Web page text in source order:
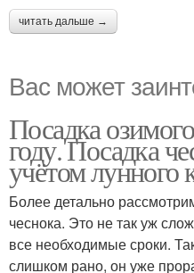
читать дальше →
Вас может
Посадка
году. Посадка
учётом лунного
Более детально
чеснока. Это не так уж
все необходимые сроки.
слишком рано, он уже